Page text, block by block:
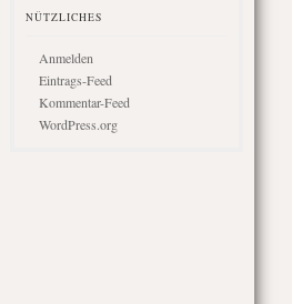
NÜTZLICHES
Anmelden
Eintrags-Feed
Kommentar-Feed
WordPress.org